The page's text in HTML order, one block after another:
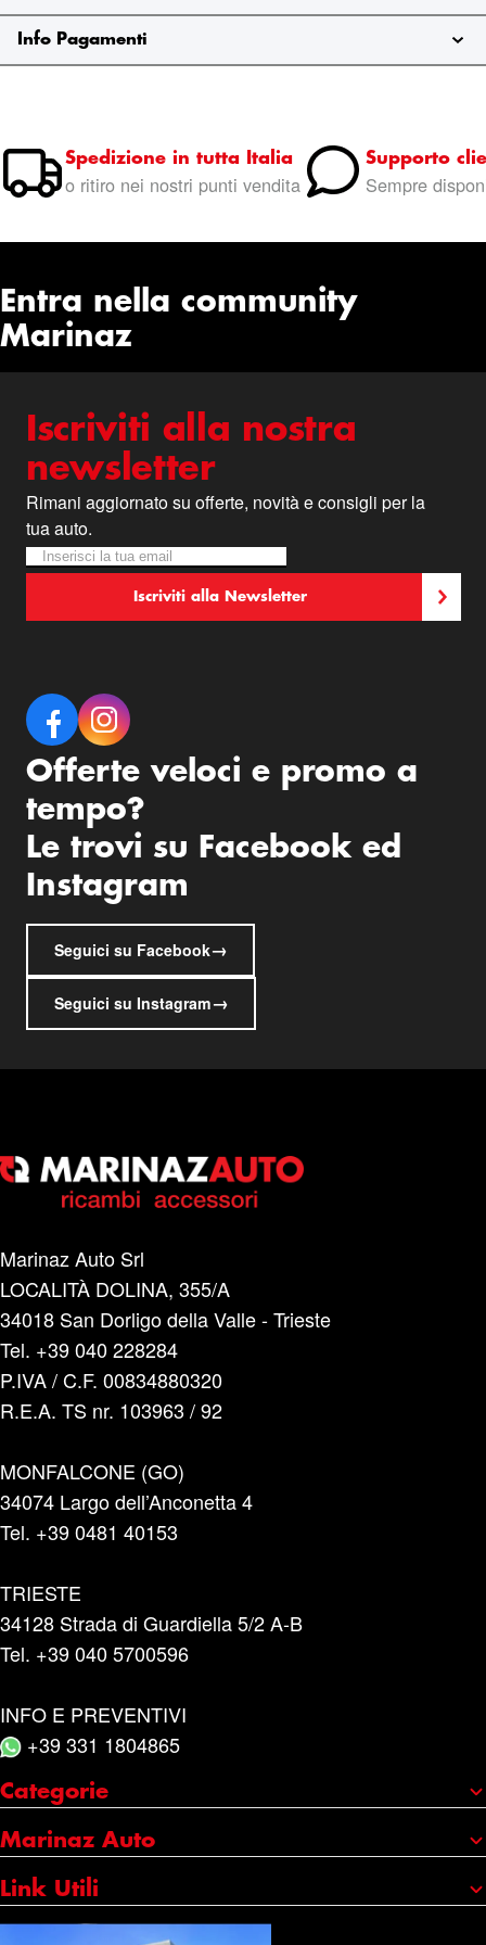
Info Pagamenti
Spedizione in tutta Italia
o ritiro nei nostri punti vendita
Supporto
Sempre
Entra nella community
Marinaz
Iscriviti alla nostra
newsletter
Rimani aggiornato su offerte, novità e consigli per la
tua auto.
Newsletter
Iscriviti alla nostra Newsletter:
Iscriviti alla Newsletter
Offerte veloci e promo a
tempo?
Le trovi su Facebook ed
Instagram
Seguici su Facebook→
Seguici su Instagram→
Marinaz Auto Srl
LOCALITÀ DOLINA, 355/A
34018 San Dorligo della Valle - Trieste
Tel. +39 040 228284
P.IVA / C.F. 00834880320
R.E.A. TS nr. 103963 / 92
MONFALCONE (GO)
34074 Largo dell’Anconetta 4
Tel. +39 0481 40153
TRIESTE
34128 Strada di Guardiella 5/2 A-B
Tel. +39 040 5700596
INFO E PREVENTIVI
+39 331 1804865
Categorie
Portaggio e carico
Accessori
Cura e manutenzione
Marinaz Auto
Chi siamo
I nostri marchi
Link Utili